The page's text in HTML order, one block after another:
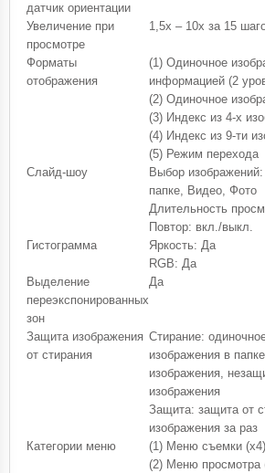
датчик ориентации
Увеличение при
просмотре
1,5x – 10x за 15
Форматы
отображения
(1) Одиночное
информацией (2
(2) Одиночное
(3) Индекс из 4-х
(4) Индекс из 9-ти
(5) Режим перехода
Слайд-шоу
Выбор
папке, Видео, Фото
Длительность
Повтор: вкл./выкл.
Гистограмма
Яркость: Да
RGB: Да
Выделение
переэкспонированных
зон
Да
Защита изображения
от стирания
Стирание:
изображения в
изображения,
изображения
Защита: защита от
изображения за раз
Категории меню
(1) Меню съемки (x4)
(2) Меню просмотра